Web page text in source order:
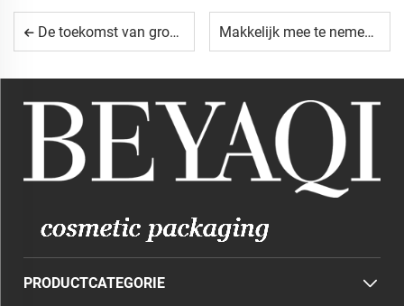
De toekomst van groene verpakkingen voor deodorantproducten Makkelijk mee te nemen deodorantflessen voor een actieve levensstijl
PRODUCTCATEGORIE